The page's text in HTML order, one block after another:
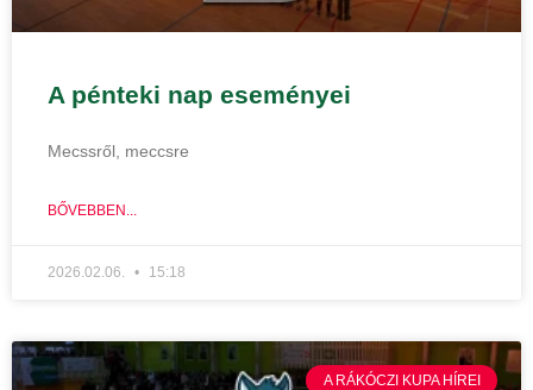
A pénteki nap eseményei
Mecssről, meccsre
BŐVEBBEN...
2026.02.06. 15:18
A RÁKÓCZI KUPA HÍREI